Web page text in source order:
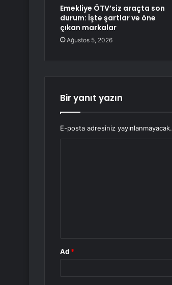
Emekliye ÖTV’siz araçta son
durum: İşte şartlar ve öne
çıkan markalar
Ağustos 5, 2026
Bir yanıt yazın
E-posta adresiniz yayınlanmayacak.
Ad *